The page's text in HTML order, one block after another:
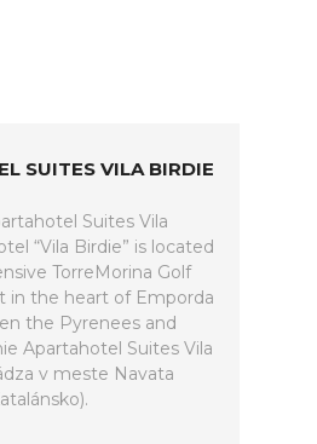
SUITES VILA BIRDIE
Suites Vila
“Vila Birdie” is located
TorreMorina Golf
in the heart of Emporda
the Pyrenees and
Apartahotel Suites Vila
v meste Navata